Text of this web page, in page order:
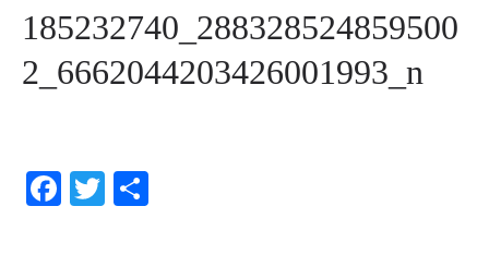
185232740_288328524859500
2_6662044203426001993_n
F T